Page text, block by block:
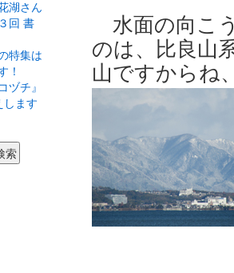
水面の向こ
のは、比良山
山ですからね
湖さん
回 書
特集は
！
ヅチ』
します